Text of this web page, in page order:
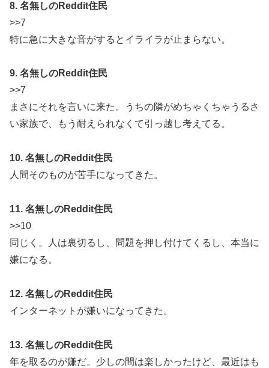
8. 名無しのReddit住民
>>7
特に急に大きな音がするとイライラが止まらない。
9. 名無しのReddit住民
>>7
まさにそれを言いに来た。うちの隣がめちゃくちゃうるさ
い家族で、もう耐えられなくて引っ越し考えてる。
10. 名無しのReddit住民
人間そのものが苦手になってきた。
11. 名無しのReddit住民
>>10
同じく。人は裏切るし、問題を押し付けてくるし、本当に
嫌になる。
12. 名無しのReddit住民
インターネットが嫌いになってきた。
13. 名無しのReddit住民
年を取るのが嫌だ。少しの間は楽しかったけど、最近はも